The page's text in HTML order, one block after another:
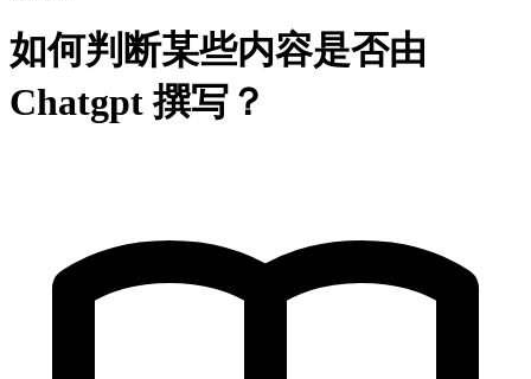
如何判断某些内容是否由
Chatgpt 撰写？